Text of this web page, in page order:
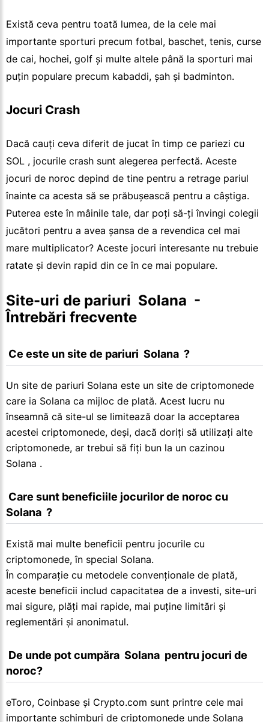
Există ceva pentru toată lumea, de la cele mai
importante sporturi precum fotbal, baschet, tenis, curse
de cai, hochei, golf și multe altele până la sporturi mai
puțin populare precum kabaddi, șah și badminton.
Jocuri Crash
Dacă cauți ceva diferit de jucat în timp ce pariezi cu
SOL , jocurile crash sunt alegerea perfectă. Aceste
jocuri de noroc depind de tine pentru a retrage pariul
înainte ca acesta să se prăbușească pentru a câștiga.
Puterea este în mâinile tale, dar poți să-ți învingi colegii
jucători pentru a avea șansa de a revendica cel mai
mare multiplicator? Aceste jocuri interesante nu trebuie
ratate și devin rapid din ce în ce mai populare.
Site-uri de pariuri  Solana  -
Întrebări frecvente
Ce este un site de pariuri  Solana  ?
Un site de pariuri Solana este un site de criptomonede
care ia Solana ca mijloc de plată. Acest lucru nu
înseamnă că site-ul se limitează doar la acceptarea
acestei criptomonede, deși, dacă doriți să utilizați alte
criptomonede, ar trebui să fiți bun la un cazinou
Solana .
Solana  ?
Există mai multe beneficii pentru jocurile cu
criptomonede, în special Solana.
În comparație cu metodele convenționale de plată,
aceste beneficii includ capacitatea de a investi, site-uri
mai sigure, plăți mai rapide, mai puține limitări și
reglementări și anonimatul.
noroc?
eToro, Coinbase și Crypto.com sunt printre cele mai
importante schimburi de criptomonede unde Solana